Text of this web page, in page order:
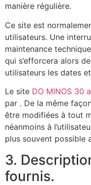
manière régulière.
Ce site est
utilisateurs. Une
maintenance
qui s’efforcera alors
utilisateurs les dates
Le site DO MINOS 30
par . De la même
être modifiées à tout
néanmoins à
plus souvent possible
3.
fournis.